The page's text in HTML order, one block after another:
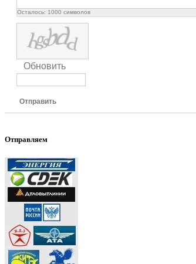
Осталось: 1000 символов
Обновить
Отправить
Отправляем